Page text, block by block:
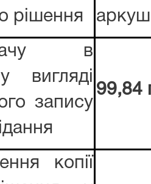
рішення
в
вигляді
запису
99,84
копії